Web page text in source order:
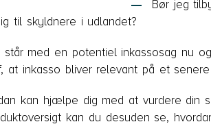
Bør jeg
til skyldnere i udlandet?
med en potentiel inkassosag nu
inkasso bliver relevant på et senere
kan hjælpe dig med at vurdere din
kan du desuden se,